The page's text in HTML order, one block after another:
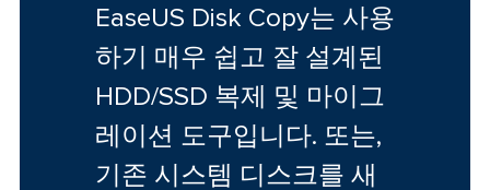
EaseUS Disk Copy는 사용
하기 매우 쉽고 잘 설계된
HDD/SSD 복제 및 마이그
레이션 도구입니다. 또는,
기존 시스템 디스크를 새